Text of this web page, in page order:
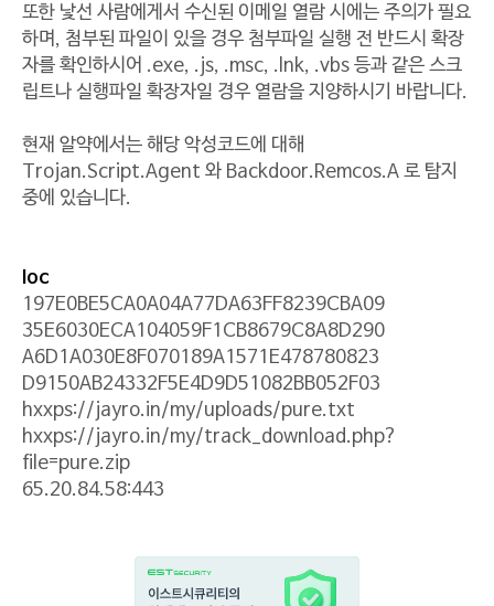
또한 낯선 사람에게서 수신된 이메일 열람 시에는 주의가 필요
하며, 첨부된 파일이 있을 경우 첨부파일 실행 전 반드시 확장
자를 확인하시어 .exe, .js, .msc, .lnk, .vbs 등과 같은 스크
립트나 실행파일 확장자일 경우 열람을 지양하시기 바랍니다.
현재 알약에서는 해당 악성코드에 대해
Trojan.Script.Agent 와 Backdoor.Remcos.A 로 탐지
중에 있습니다.
Ioc
197E0BE5CA0A04A77DA63FF8239CBA09
35E6030ECA104059F1CB8679C8A8D290
A6D1A030E8F070189A1571E478780823
D9150AB24332F5E4D9D51082BB052F03
hxxps://jayro.in/my/uploads/pure.txt
hxxps://jayro.in/my/track_download.php?
file=pure.zip
65.20.84.58:443